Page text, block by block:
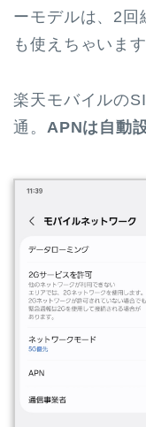
ーモデルは、2回
も使えちゃいま
楽天モバイルの
通。 APNは自動